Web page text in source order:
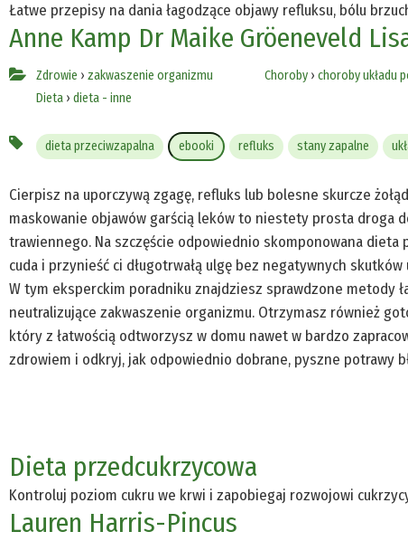
Łatwe przepisy na dania łagodzące objawy refluksu, bólu
Anne Kamp Dr Maike Gröeneveld
Zdrowie › zakwaszenie organizmu
Dieta› dieta - inne
Choroby› choroby układu
dieta przeciwzapalna ebooki refluks stany zapalne
Cierpisz na uporczywą zgagę, refluks lub bolesne skurcze
maskowanie objawów garścią leków to niestety prosta droga
trawiennego. Na szczęście odpowiednio skomponowana dieta
cuda i przynieść ci długotrwałą ulgę bez negatywnych skutków
W tym eksperckim poradniku znajdziesz sprawdzone metody
neutralizujące zakwaszenie organizmu. Otrzymasz również
który z łatwością odtworzysz w domu nawet w bardzo
zdrowiem i odkryj, jak odpowiednio dobrane, pyszne potrawy
Dieta przedcukrzycowa
Kontroluj poziom cukru we krwi i zapobiegaj rozwojowi
Lauren Harris-Pincus